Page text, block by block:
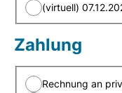
(virtuell)
Zahlung
Rechnung an